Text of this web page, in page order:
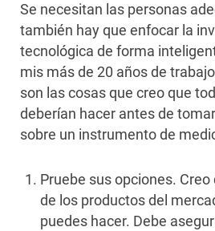
Se necesitan las personas
también hay que enfocar la
tecnológica de forma
mis más de 20 años de
son las cosas que creo que
deberían hacer antes de
sobre un instrumento de
Pruebe sus opciones.
de los productos del
puedes hacer. Debe